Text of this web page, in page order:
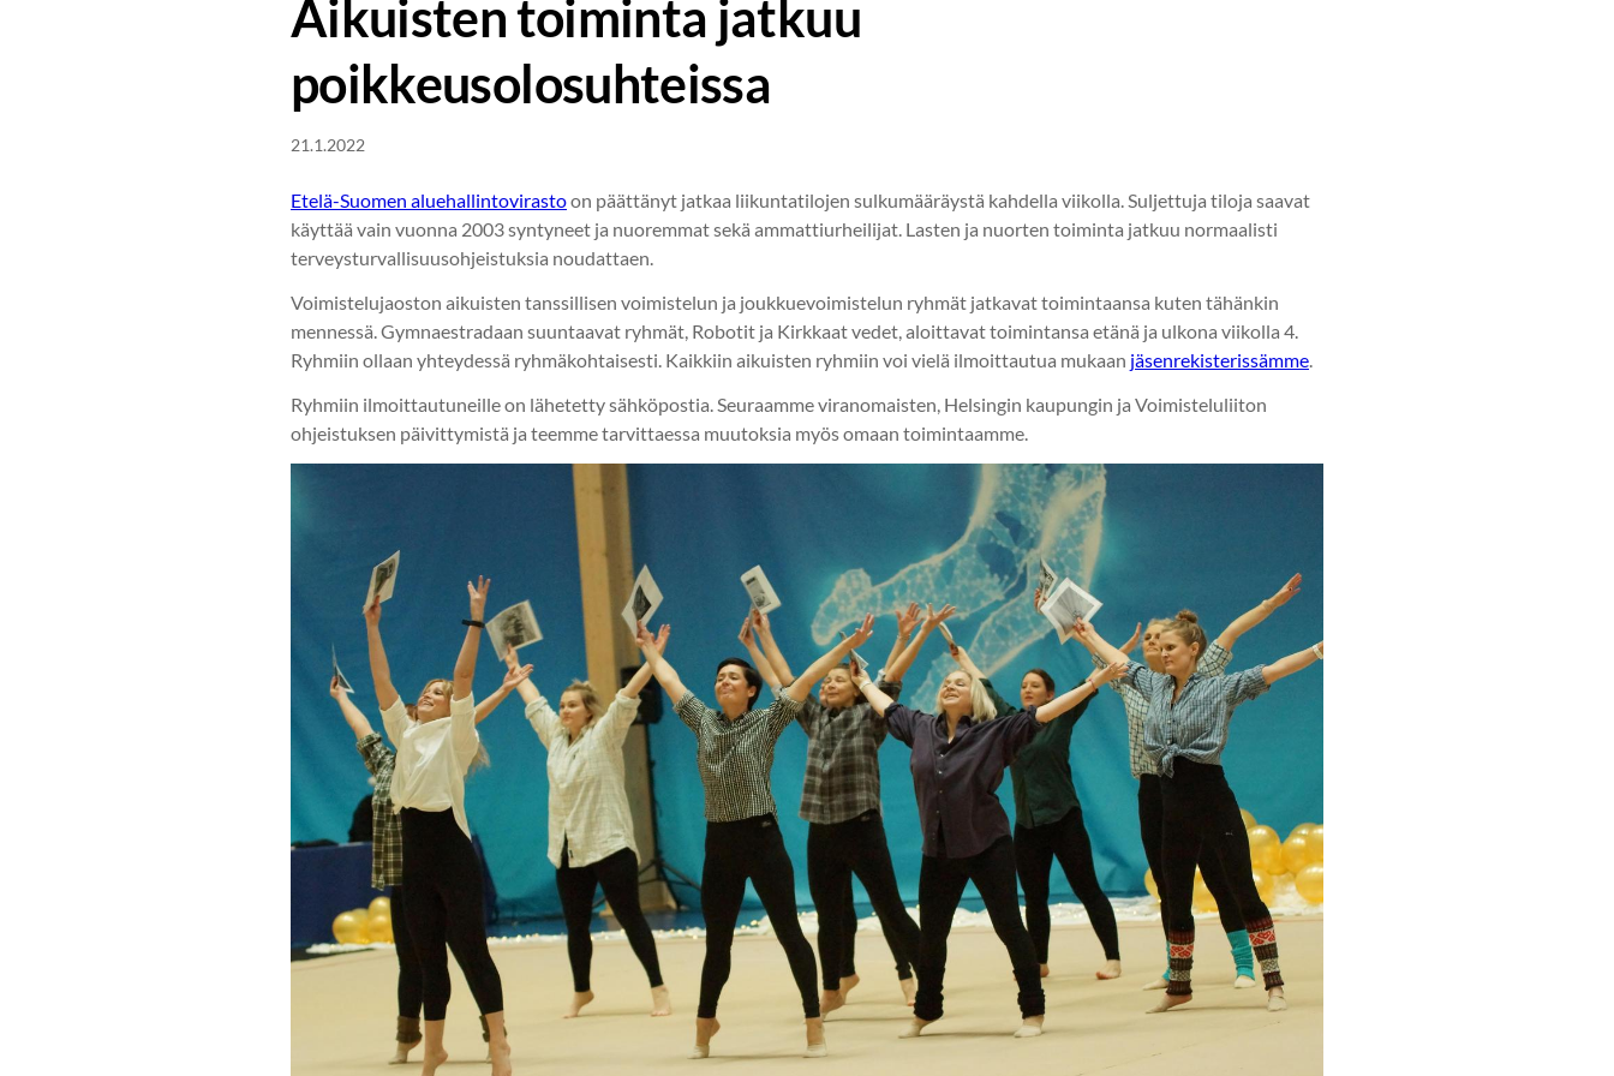
Aikuisten toiminta jatkuu
poikkeusolosuhteissa
21.1.2022
Etelä-Suomen aluehallintovirastoon päättänyt jatkaa liikuntatilojen sulkumääräystä kahdella viikolla. Suljettuja tiloja saavat
käyttää vain vuonna 2003 syntyneet ja nuoremmat sekä ammattiurheilijat. Lasten ja nuorten toiminta jatkuu normaalisti
terveysturvallisuusohjeistuksia noudattaen.
Voimistelujaoston aikuisten tanssillisen voimistelun ja joukkuevoimistelun ryhmät jatkavat toimintaansa kuten tähänkin
mennessä. Gymnaestradaan suuntaavat ryhmät, Robotit ja Kirkkaat vedet, aloittavat toimintansa etänä ja ulkona viikolla 4.
Ryhmiin ollaan yhteydessä ryhmäkohtaisesti. Kaikkiin aikuisten ryhmiin voi vielä ilmoittautua mukaan jäsenrekisterissämme⁠⁠⁠⁠⁠⁠⁠.
Ryhmiin ilmoittautuneille on lähetetty sähköpostia. Seuraamme viranomaisten, Helsingin kaupungin ja Voimisteluliiton
ohjeistuksen päivittymistä ja teemme tarvittaessa muutoksia myös omaan toimintaamme.